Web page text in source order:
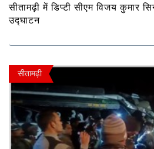
सीतामढ़ी में डिप्टी सीएम विजय कुमार
उद्घाटन
सीतामढ़ी